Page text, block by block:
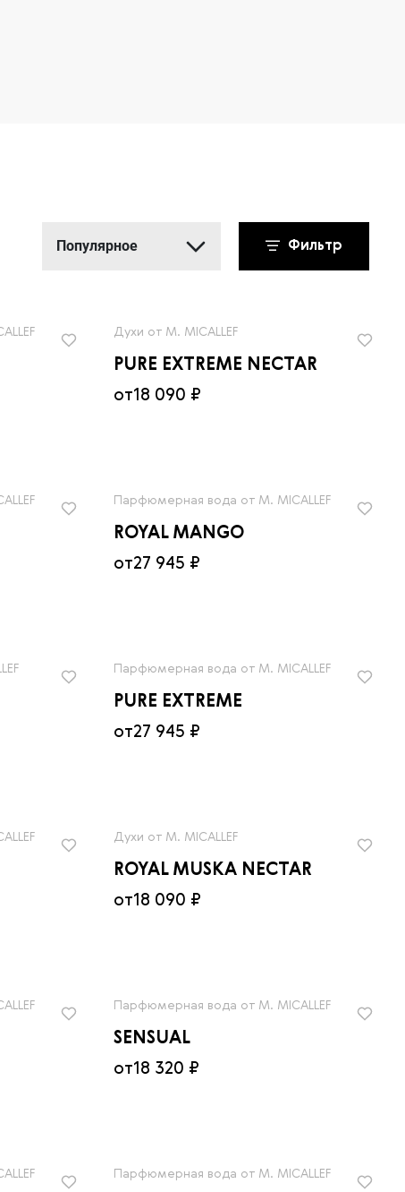
Популярное
Новинки
Сначала дороже
Фильтр
Духи от M. MICALLEF
PURE EXTREME NECTAR
от18 090 ₽
Парфюмерная вода от M. MICALLEF
ROYAL MANGO
от27 945 ₽
Парфюмерная вода от M. MICALLEF
PURE EXTREME
от27 945 ₽
Духи от M. MICALLEF
ROYAL MUSKA NECTAR
от18 090 ₽
Парфюмерная вода от M. MICALLEF
SENSUAL
от18 320 ₽
Парфюмерная вода от M. MICALLEF